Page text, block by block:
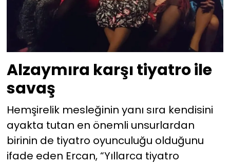
Alzaymıra karşı tiyatro ile
savaş
Hemşirelik mesleğinin yanı sıra kendisini
ayakta tutan en önemli unsurlardan
birinin de tiyatro oyunculuğu olduğunu
ifade eden Ercan, “Yıllarca tiyatro